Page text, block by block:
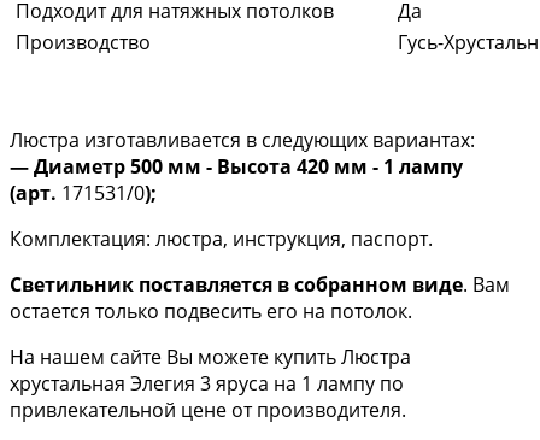
Подходит для натяжных потолков
Да
Производство
Гусь-
Люстра изготавливается в следующих вариантах:
— Диаметр 500 мм - Высота 420 мм - 1 лампу
(арт. 171531/0);
Комплектация: люстра, инструкция, паспорт.
Светильник поставляется в собранном виде. Вам
остается только подвесить его на потолок.
На нашем сайте Вы можете купить Люстра
хрустальная Элегия 3 яруса на 1 лампу по
привлекательной цене от производителя.